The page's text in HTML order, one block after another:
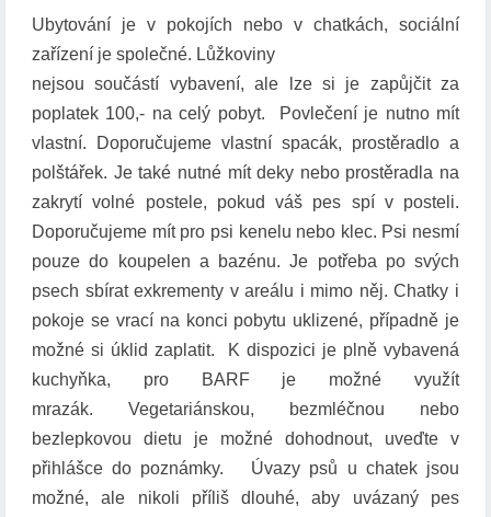
Ubytování je v pokojích nebo v chatkách, sociální
zařízení je společné. Lůžkoviny
nejsou součástí vybavení, ale lze si je zapůjčit za
poplatek 100,- na celý pobyt. Povlečení je nutno mít
vlastní. Doporučujeme vlastní spacák, prostěradlo a
polštářek. Je také nutné mít deky nebo prostěradla na
zakrytí volné postele, pokud váš pes spí v posteli.
Doporučujeme mít pro psi kenelu nebo klec. Psi nesmí
pouze do koupelen a bazénu. Je potřeba po svých
psech sbírat exkrementy v areálu i mimo něj. Chatky i
pokoje se vrací na konci pobytu uklizené, případně je
možné si úklid zaplatit. K dispozici je plně vybavená
kuchyňka, pro BARF je možné využít
mrazák. Vegetariánskou, bezmléčnou nebo
bezlepkovou dietu je možné dohodnout, uveďte v
přihlášce do poznámky. Úvazy psů u chatek jsou
možné, ale nikoli příliš dlouhé, aby uvázaný pes